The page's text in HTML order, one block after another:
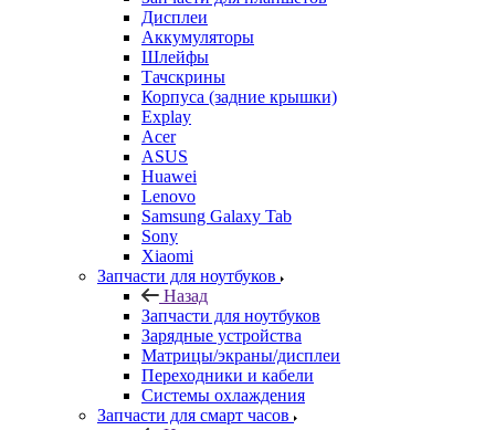
Дисплеи
Аккумуляторы
Шлейфы
Тачскрины
Корпуса (задние крышки)
Explay
Acer
ASUS
Huawei
Lenovo
Samsung Galaxy Tab
Sony
Xiaomi
Запчасти для ноутбуков
Назад
Запчасти для ноутбуков
Зарядные устройства
Матрицы/экраны/дисплеи
Переходники и кабели
Системы охлаждения
Запчасти для смарт часов